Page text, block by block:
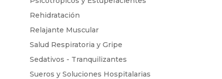
Rehidratación
Relajante Muscular
Salud Respiratoria y Gripe
Sedativos - Tranquilizantes
Sueros y Soluciones Hospitalarias